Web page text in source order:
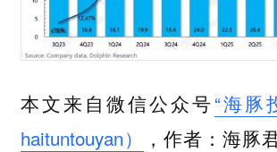
本文来自微信公众号“海豚
haituntouyan）
，作者：海豚